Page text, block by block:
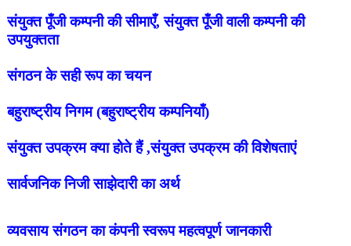
संयुक्त पूँजी कम्पनी की सीमाएँ, संयुक्त पूँजी वाली कम्पनी की
उपयुक्तता
संगठन के सही रूप का चयन
बहुराष्ट्रीय निगम (बहुराष्ट्रीय कम्पनियाँ)
संयुक्त उपक्रम क्या होते हैं ,संयुक्त उपक्रम की विशेषताएं
सार्वजनिक निजी साझेदारी का अर्थ
व्यवसाय संगठन का कंपनी स्वरूप महत्वपूर्ण जानकारी